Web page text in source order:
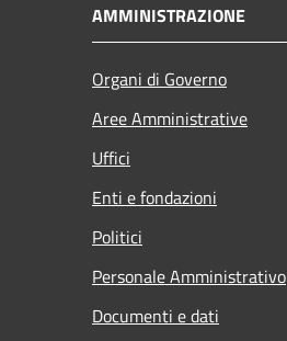
AMMINISTRAZIONE
Organi di Governo
Aree Amministrative
Uffici
Enti e fondazioni
Politici
Personale Amministrativo
Documenti e dati